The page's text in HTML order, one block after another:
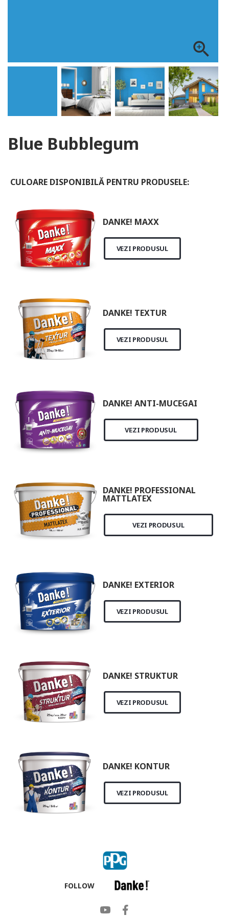
zoom_in
Blue Bubblegum
CULOARE DISPONIBILĂ PENTRU PRODUSELE:
DANKE! MAXX
VEZI PRODUSUL
DANKE! TEXTUR
VEZI PRODUSUL
DANKE! ANTI-MUCEGAI
VEZI PRODUSUL
DANKE! PROFESSIONAL
MATTLATEX
VEZI PRODUSUL
DANKE! EXTERIOR
VEZI PRODUSUL
DANKE! STRUKTUR
VEZI PRODUSUL
DANKE! KONTUR
VEZI PRODUSUL
FOLLOW